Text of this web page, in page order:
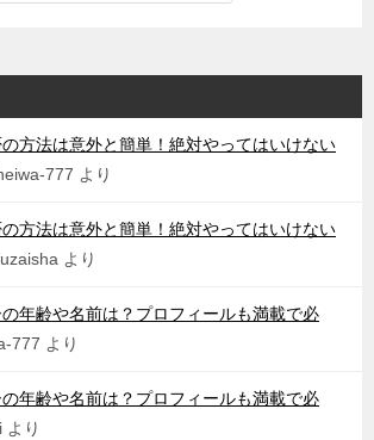
方法は意外と簡単！絶対やってはいけない
777 より
方法は意外と簡単！絶対やってはいけない
より
年齢や名前は？プロフィールも満載で必
777 より
年齢や名前は？プロフィールも満載で必
より